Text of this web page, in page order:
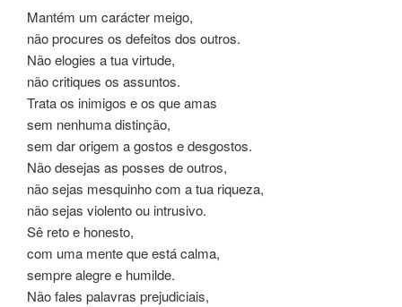
Mantém um carácter meigo,
não procures os defeitos dos outros.
Não elogies a tua virtude,
não critiques os assuntos.
Trata os inimigos e os que amas
sem nenhuma distinção,
sem dar origem a gostos e desgostos.
Não desejas as posses de outros,
não sejas mesquinho com a tua riqueza,
não sejas violento ou intrusivo.
Sê reto e honesto,
com uma mente que está calma,
sempre alegre e humilde.
Não fales palavras prejudiciais,